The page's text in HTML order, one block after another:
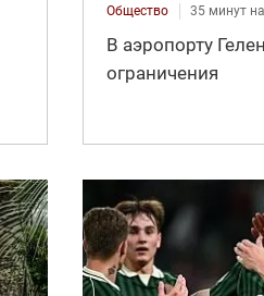
Общество 35 минут
В аэропорту
ограничения